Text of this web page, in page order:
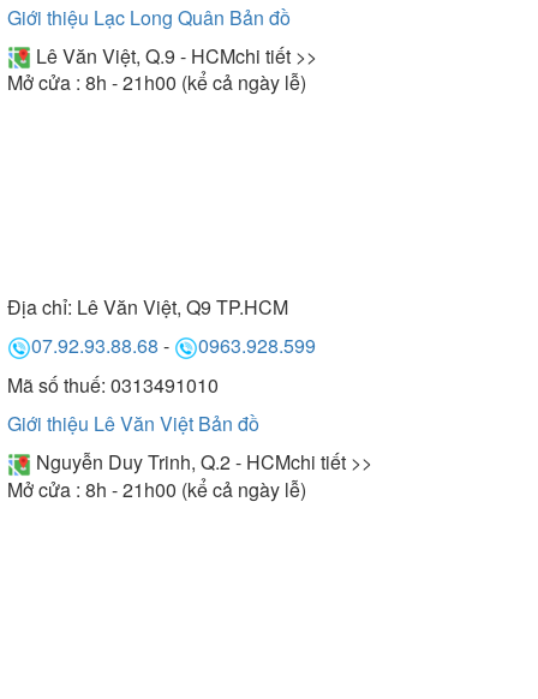
Giới thiệu Lạc Long Quân Bản đồ
Lê Văn Việt, Q.9 - HCMchi tiết >>
Mở cửa : 8h - 21h00 (kể cả ngày lễ)
Địa chỉ: Lê Văn Việt, Q9 TP.HCM
07.92.93.88.68 -
0963.928.599
Mã số thuế: 0313491010
Giới thiệu Lê Văn Việt Bản đồ
Nguyễn Duy Trinh, Q.2 - HCMchi tiết >>
Mở cửa : 8h - 21h00 (kể cả ngày lễ)